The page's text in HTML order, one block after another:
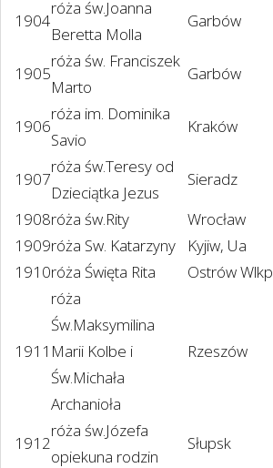
1904
róża św.Joanna
Beretta Molla
Garbów
1905
róża św. Franciszek
Marto
Garbów
1906
róża im. Dominika
Savio
Kraków
1907
róża św.Teresy od
Dzieciątka Jezus
Sieradz
1908róża św.Rity Wrocław
1909róża Sw. Katarzyny Kyjiw, Ua
1910róża Święta Rita Ostrów Wlkp.
1911
róża
Św.Maksymilina
Marii Kolbe i
Św.Michała
Archanioła
Rzeszów
1912
róża św.Józefa
opiekuna rodzin
Słupsk